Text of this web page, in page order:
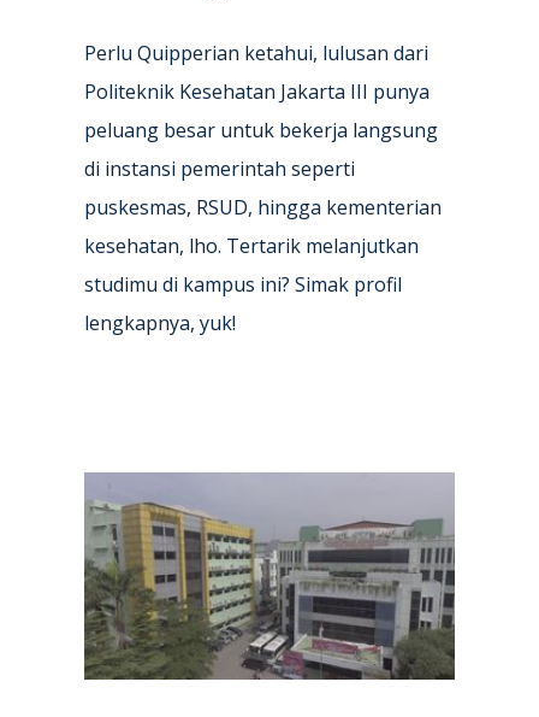
Perlu Quipperian ketahui, lulusan dari
Politeknik Kesehatan Jakarta III punya
peluang besar untuk bekerja langsung
di instansi pemerintah seperti
puskesmas, RSUD, hingga kementerian
kesehatan, lho. Tertarik melanjutkan
studimu di kampus ini? Simak profil
lengkapnya, yuk!